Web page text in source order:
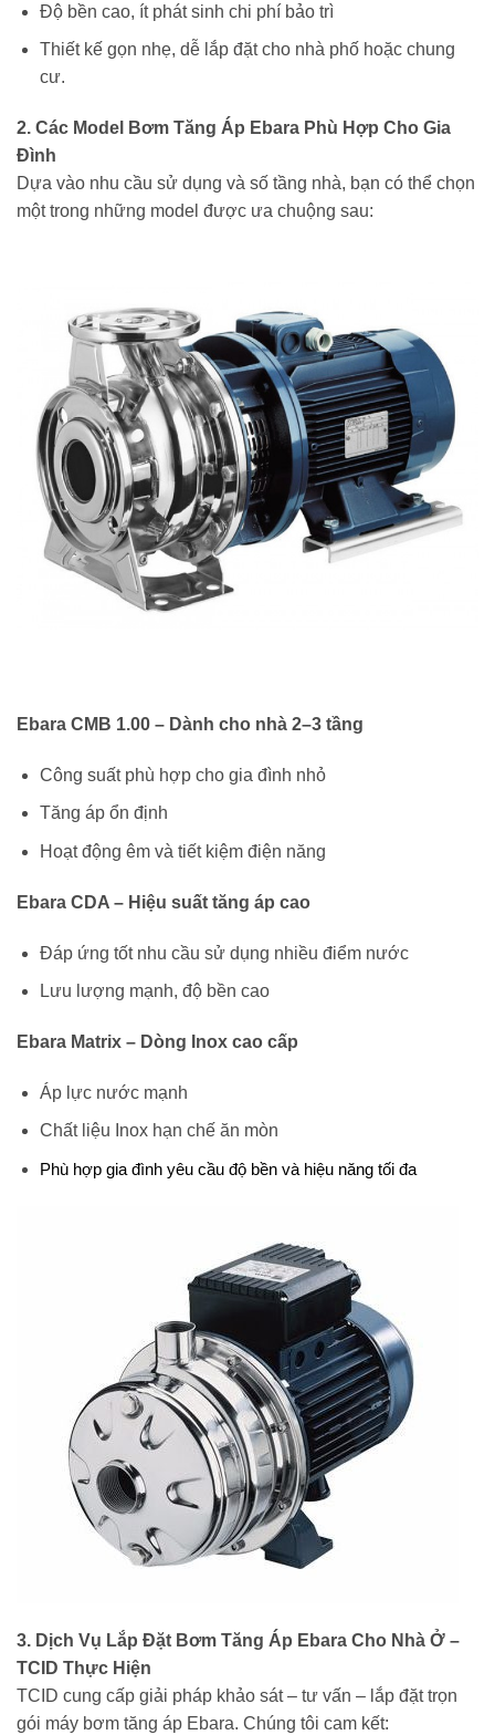
Độ bền cao, ít phát sinh chi phí bảo trì
Thiết kế gọn nhẹ, dễ lắp đặt cho nhà phố hoặc chung
cư.
2. Các Model Bơm Tăng Áp Ebara Phù Hợp Cho Gia
Đình
Dựa vào nhu cầu sử dụng và số tầng nhà, bạn có thể chọn
một trong những model được ưa chuộng sau:
Ebara CMB 1.00 – Dành cho nhà 2–3 tầng
Công suất phù hợp cho gia đình nhỏ
Tăng áp ổn định
Hoạt động êm và tiết kiệm điện năng
Ebara CDA – Hiệu suất tăng áp cao
Đáp ứng tốt nhu cầu sử dụng nhiều điểm nước
Lưu lượng mạnh, độ bền cao
Ebara Matrix – Dòng Inox cao cấp
Áp lực nước mạnh
Chất liệu Inox hạn chế ăn mòn
Phù hợp gia đình yêu cầu độ bền và hiệu năng tối đa
3. Dịch Vụ Lắp Đặt Bơm Tăng Áp Ebara Cho Nhà Ở –
TCID Thực Hiện
TCID cung cấp giải pháp khảo sát – tư vấn – lắp đặt trọn
gói máy bơm tăng áp Ebara. Chúng tôi cam kết: